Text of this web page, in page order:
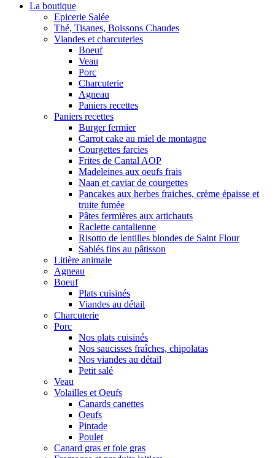
La boutique
Epicerie Salée
Thé, Tisanes, Boissons Chaudes
Viandes et charcuteries
Boeuf
Veau
Porc
Charcuterie
Agneau
Paniers recettes
Paniers recettes
Burger fermier
Carrot cake au miel de montagne
Courgettes farcies
Frites de Cantal AOP
Madeleines aux oeufs frais
Naan et caviar de courgettes
Pancakes aux herbes fraiches, crème épaisse et
truite fumée
Pâtes fermières aux artichauts
Raclette cantalienne
Risotto de lentilles blondes de Saint Flour
Sablés fins au pâtisson
Litière animale
Agneau
Boeuf
Plats cuisinés
Viandes au détail
Charcuterie
Porc
Nos plats cuisinés
Nos saucisses fraîches, chipolatas
Nos viandes au détail
Petit salé
Veau
Volailles et Oeufs
Canards canettes
Oeufs
Pintade
Poulet
Canard gras et foie gras